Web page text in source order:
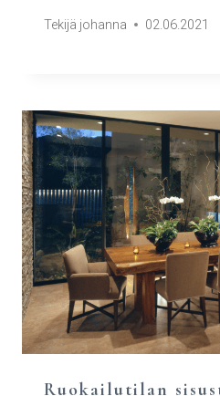
Tekijä johanna 02.06.2021
Ruokailutilan